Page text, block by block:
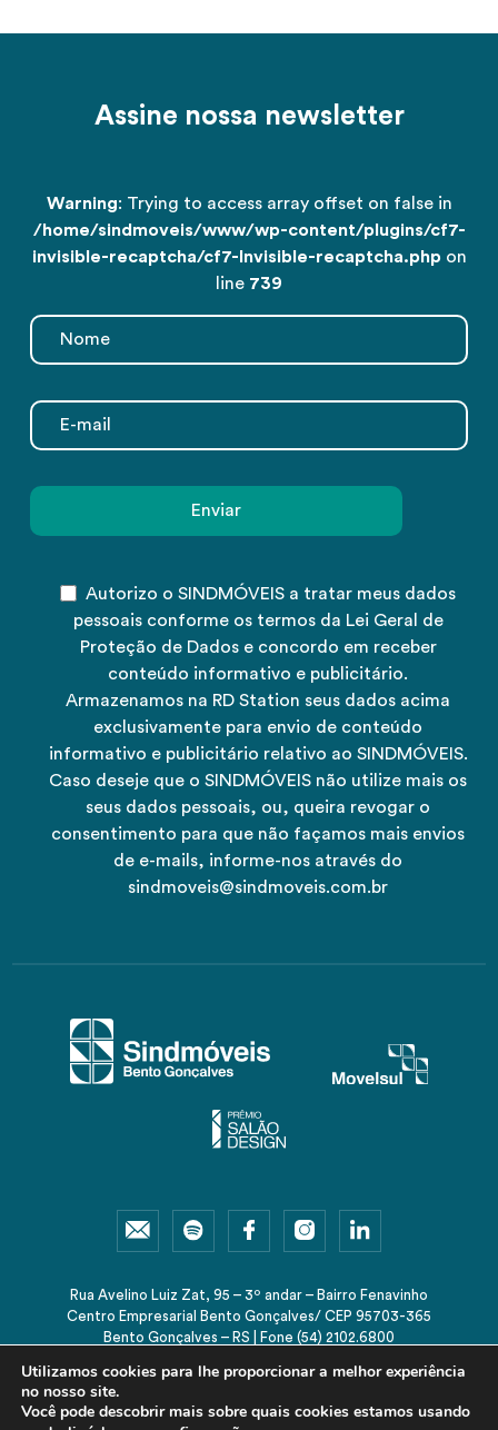
Assine nossa newsletter
Warning: Trying to access array offset on false in
/home/sindmoveis/www/wp-content/plugins/cf7-
invisible-recaptcha/cf7-Invisible-recaptcha.php on
line 739
Autorizo o SINDMÓVEIS a tratar meus dados
pessoais conforme os termos da Lei Geral de
Proteção de Dados e concordo em receber
conteúdo informativo e publicitário.
Armazenamos na RD Station seus dados acima
exclusivamente para envio de conteúdo
informativo e publicitário relativo ao SINDMÓVEIS.
Caso deseje que o SINDMÓVEIS não utilize mais os
seus dados pessoais, ou, queira revogar o
consentimento para que não façamos mais envios
de e-mails, informe-nos através do
sindmoveis@sindmoveis.com.br
Rua Avelino Luiz Zat, 95 – 3º andar – Bairro Fenavinho
Centro Empresarial Bento Gonçalves/ CEP 95703-365
Bento Gonçalves – RS | Fone (54) 2102.6800
Utilizamos cookies para lhe proporcionar a melhor experiência
no nosso site.
Você pode descobrir mais sobre quais cookies estamos usando